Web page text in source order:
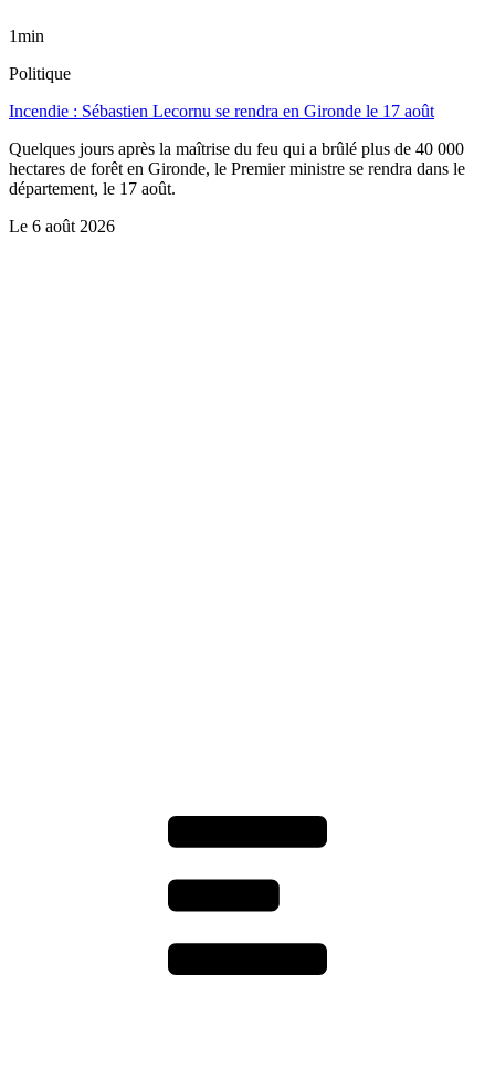
1min
Politique
Incendie : Sébastien Lecornu se rendra en Gironde le 17 août
Quelques jours après la maîtrise du feu qui a brûlé plus de 40 000
hectares de forêt en Gironde, le Premier ministre se rendra dans le
département, le 17 août.
Le 6 août 2026